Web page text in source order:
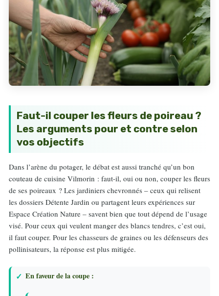
Faut-il couper les fleurs de poireau ?
Les arguments pour et contre selon
vos objectifs
Dans l’arène du potager, le débat est aussi tranché qu’un bon
couteau de cuisine Vilmorin : faut-il, oui ou non, couper les fleurs
de ses poireaux ? Les jardiniers chevronnés – ceux qui relisent
les dossiers Détente Jardin ou partagent leurs expériences sur
Espace Création Nature – savent bien que tout dépend de l’usage
visé. Pour ceux qui veulent manger des blancs tendres, c’est oui,
il faut couper. Pour les chasseurs de graines ou les défenseurs des
pollinisateurs, la réponse est plus mitigée.
En faveur de la coupe :